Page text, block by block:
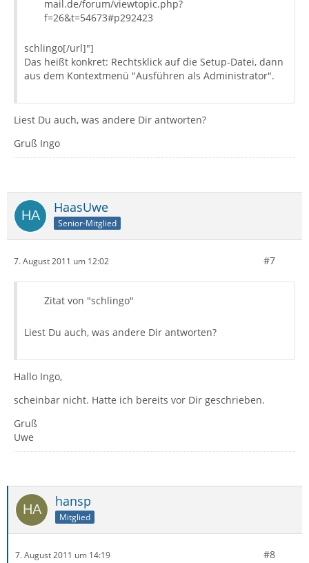
mail.de/forum/viewtopic.php?
f=26&t=54673#p292423
schlingo[/url]"]
Das heißt konkret: Rechtsklick auf die Setup-Datei, dann
aus dem Kontextmenü "Ausführen als Administrator".
Liest Du auch, was andere Dir antworten?
Gruß Ingo
HaasUwe
Senior-Mitglied
7. August 2011 um 12:02 #7
Zitat von "schlingo"
Liest Du auch, was andere Dir antworten?
Hallo Ingo,
scheinbar nicht. Hatte ich bereits vor Dir geschrieben.
Gruß
Uwe
hansp
Mitglied
7. August 2011 um 14:19 #8